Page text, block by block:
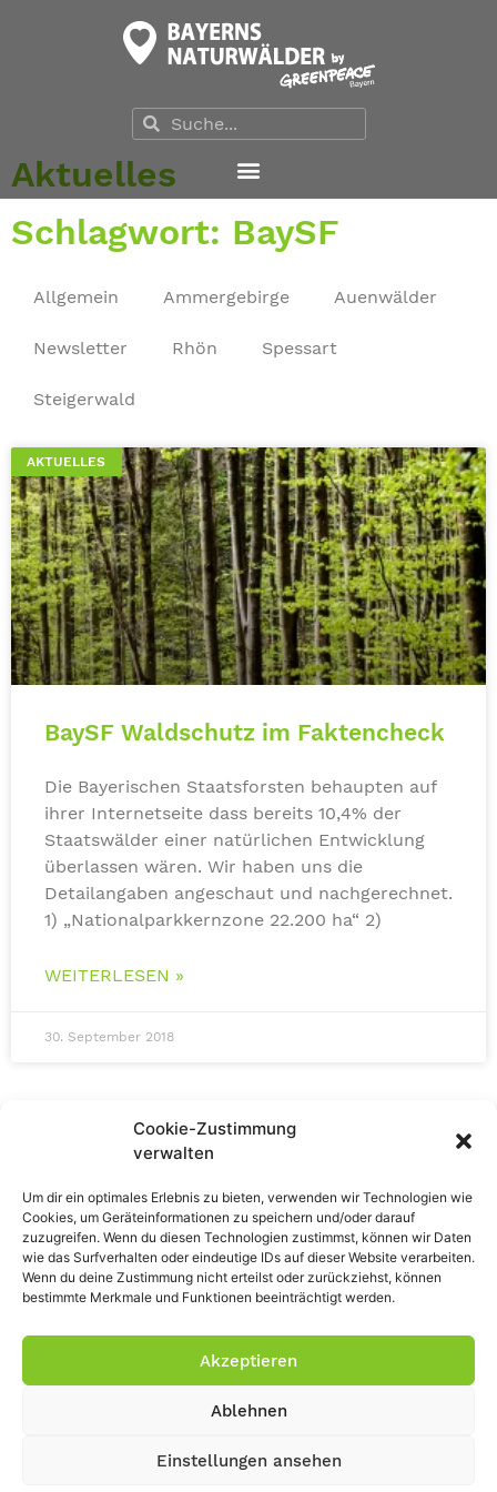
Cookie-Zustimmung
verwalten
Um dir ein optimales Erlebnis zu bieten, verwenden wir Technologien wie
Cookies, um Geräteinformationen zu speichern und/oder darauf
zuzugreifen. Wenn du diesen Technologien zustimmst, können wir Daten
wie das Surfverhalten oder eindeutige IDs auf dieser Website verarbeiten.
Wenn du deine Zustimmung nicht erteilst oder zurückziehst, können
bestimmte Merkmale und Funktionen beeinträchtigt werden.
Akzeptieren
Ablehnen
Einstellungen ansehen
Aktuelles
Schlagwort: BaySF
Allgemein Ammergebirge Auenwälder
Newsletter Rhön Spessart
Steigerwald
AKTUELLES
BaySF Waldschutz im Faktencheck
Die Bayerischen Staatsforsten behaupten auf
ihrer Internetseite dass bereits 10,4% der
Staatswälder einer natürlichen Entwicklung
überlassen wären. Wir haben uns die
Detailangaben angeschaut und nachgerechnet.
1) „Nationalparkkernzone 22.200 ha“ 2)
WEITERLESEN »
30. September 2018